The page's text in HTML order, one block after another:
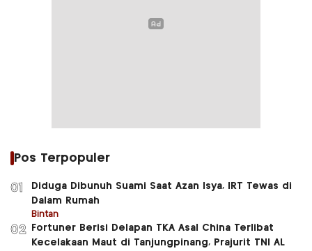
Pos Terpopuler
01
Diduga Dibunuh Suami Saat Azan Isya, IRT Tewas di
Dalam Rumah
Bintan
02
Fortuner Berisi Delapan TKA Asal China Terlibat
Kecelakaan Maut di Tanjungpinang, Prajurit TNI AL